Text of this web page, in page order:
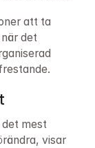
att ta
det
det mest
visar